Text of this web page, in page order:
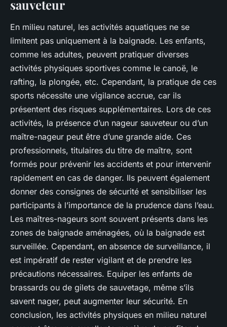
sauveteur
En milieu naturel, les activités aquatiques ne se
limitent pas uniquement à la baignade. Les enfants,
comme les adultes, peuvent pratiquer diverses
activités physiques sportives comme le canoë, le
rafting, la plongée, etc. Cependant, la pratique de ces
sports nécessite une vigilance accrue, car ils
présentent des risques supplémentaires. Lors de ces
activités, la présence d’un nageur sauveteur ou d’un
maître-nageur peut être d’une grande aide. Ces
professionnels, titulaires du titre de maître, sont
formés pour prévenir les accidents et pour intervenir
rapidement en cas de danger. Ils peuvent également
donner des consignes de sécurité et sensibiliser les
participants à l’importance de la prudence dans l’eau.
Les maîtres-nageurs sont souvent présents dans les
zones de baignade aménagées, où la baignade est
surveillée. Cependant, en absence de surveillance, il
est impératif de rester vigilant et de prendre les
précautions nécessaires. Equiper les enfants de
brassards ou de gilets de sauvetage, même s’ils
savent nager, peut augmenter leur sécurité. En
conclusion, les activités physiques en milieu naturel